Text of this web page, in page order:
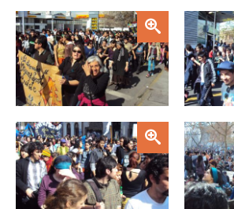
Zoom Zoom
Zoom Zoom